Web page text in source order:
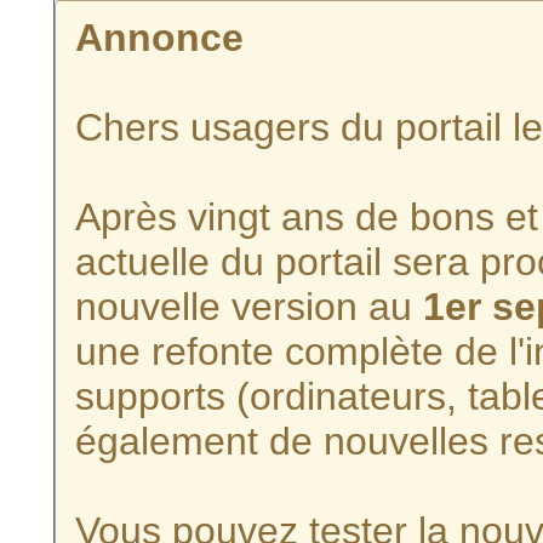
Annonce
Chers usagers du portail
Après vingt ans de bons
actuelle du portail sera
nouvelle version au 1er
une refonte complète de
supports (ordinateurs,
également de nouvelles
Vous pouvez tester la